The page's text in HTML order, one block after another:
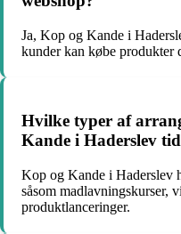
Ja, Kop og Kande i
kunder kan købe produkter
Hvilke typer af
Kande i Haderslev
Kop og Kande i Haderslev
såsom madlavningskurser,
produktlanceringer.